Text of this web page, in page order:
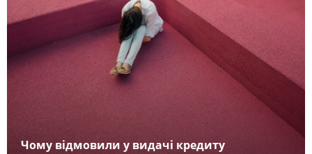
Чому відмовили у видачі кредиту